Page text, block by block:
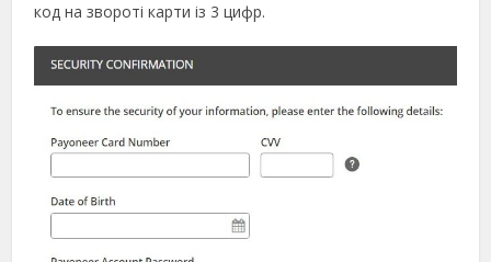
код на звороті карти із 3 цифр.